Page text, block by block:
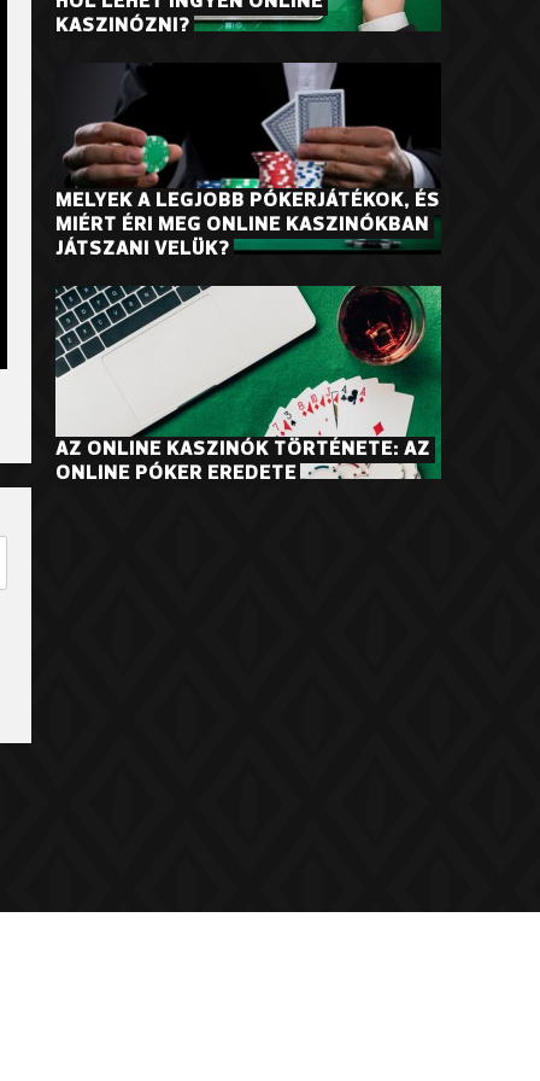
KASZINÓZNI?
MELYEK A LEGJOBB PÓKERJÁTÉKOK, ÉS
MIÉRT ÉRI MEG ONLINE KASZINÓKBAN
JÁTSZANI VELÜK?
AZ ONLINE KASZINÓK TÖRTÉNETE: AZ
ONLINE PÓKER EREDETE